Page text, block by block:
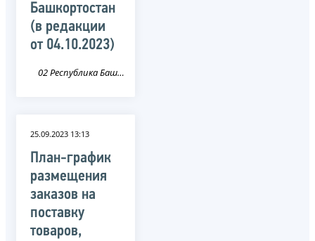
Башкортостан
(в редакции
от 04.10.2023)
02 Республика Башкортостан
25.09.2023 13:13
План-график
размещения
заказов на
поставку
товаров,